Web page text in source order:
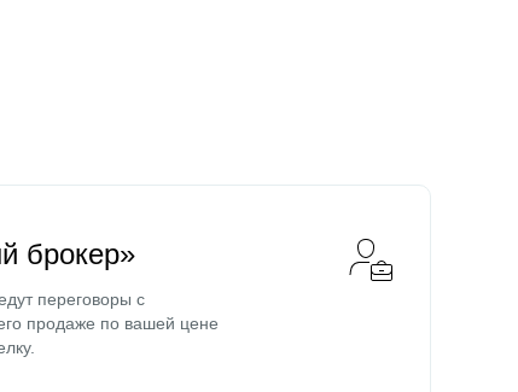
брокер»
переговоры с
продаже по вашей цене